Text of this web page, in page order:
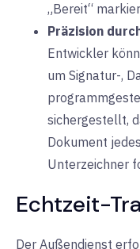
„Bereit“
Präzision
Entwickler
um Signatur-,
sichergestellt,
Dokument
Unterzeichner
Echtzeit-
Der Außendienst